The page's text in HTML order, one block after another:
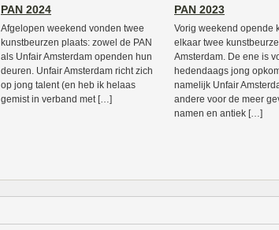
PAN 2024
Afgelopen weekend vonden twee
kunstbeurzen plaats: zowel de PAN
als Unfair Amsterdam openden hun
deuren. Unfair Amsterdam richt zich
op jong talent (en heb ik helaas
gemist in verband met […]
PAN 2023
Vorig weekend opende
elkaar twee
Amsterdam. De ene is
hedendaags jong
namelijk Unfair
andere voor de meer
namen en antiek […]